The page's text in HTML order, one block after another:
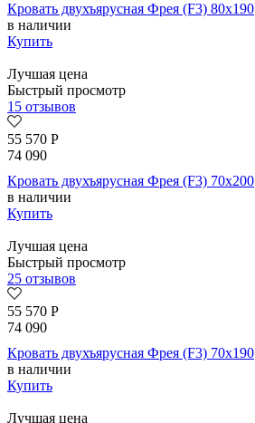
Кровать двухъярусная Фрея (F3) 80х190
в наличии
Купить
Лучшая цена
Быстрый просмотр
15 отзывов
55 570 Р
74 090
Кровать двухъярусная Фрея (F3) 70х200
в наличии
Купить
Лучшая цена
Быстрый просмотр
25 отзывов
55 570 Р
74 090
Кровать двухъярусная Фрея (F3) 70х190
в наличии
Купить
Лучшая цена